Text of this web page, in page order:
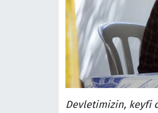
Devletimizin, keyfi